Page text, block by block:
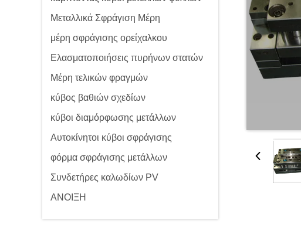
Μεταλλικά Σφράγιση Μέρη
μέρη σφράγισης ορείχαλκου
Ελασματοποιήσεις πυρήνων στατών
Μέρη τελικών φραγμών
κύβος βαθιών σχεδίων
κύβοι διαμόρφωσης μετάλλων
Αυτοκίνητοι κύβοι σφράγισης
φόρμα σφράγισης μετάλλων
Συνδετήρες καλωδίων PV
ΑΝΟΙΞΗ